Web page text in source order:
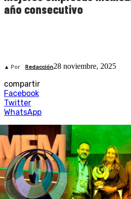
año consecutivo
▲ Por Redacción28 noviembre, 2025
compartir
Facebook
Twitter
WhatsApp